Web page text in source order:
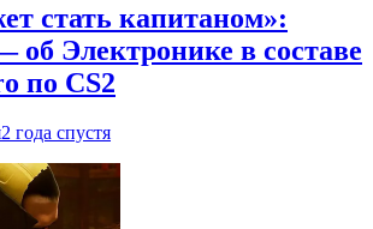
стать капитаном»:
Электронике в составе
по CS2
2 года спустя